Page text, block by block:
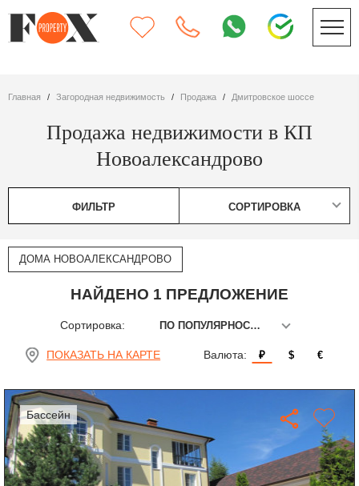
Главная Загородная недвижимость Продажа Дмитровское шоссе
Продажа недвижимости в КП
Новоалександрово
ФИЛЬТР СОРТИРОВКА
ДОМА НОВОАЛЕКСАНДРОВО
НАЙДЕНО 1 ПРЕДЛОЖЕНИЕ
Сортировка: ПО ПОПУЛЯРНОСТИ
ПОКАЗАТЬ НА КАРТЕ Валюта: ₽ $ €
бассейн